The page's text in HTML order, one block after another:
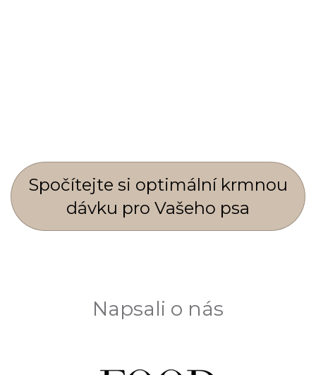
Spočí­tejte si optimální krmnou
dávku pro Vašeho psa
Napsali o nás